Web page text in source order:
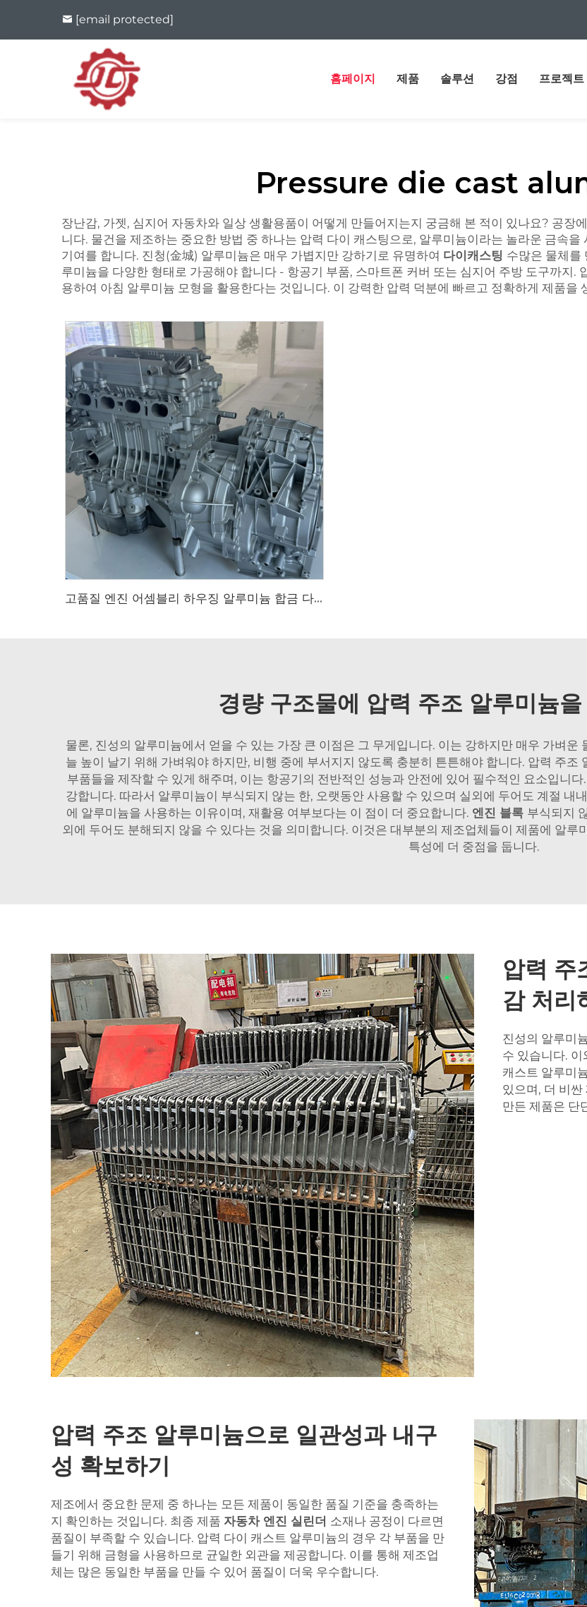
[email protected]
홈페이지 제품 솔루션 강점 프로젝트
Pressure die cast
장난감, 가젯, 심지어 자동차와 일상 생활용품이 어떻게 만들어지는지 궁금해 본 적이 있나요? 공장
니다. 물건을 제조하는 중요한 방법 중 하나는 압력 다이 캐스팅으로, 알루미늄이라는 놀라운 금속
기여를 합니다. 진청(金城) 알루미늄은 매우 가볍지만 강하기로 유명하여 다이캐스팅 수많은 물체를
루미늄을 다양한 형태로 가공해야 합니다 - 항공기 부품, 스마트폰 커버 또는 심지어 주방 도구까지.
용하여 아침 알루미늄 모형을 활용한다는 것입니다. 이 강력한 압력 덕분에 빠르고 정확하게 제품을
고품질 엔진 어셈블리 하우징 알루미늄 합금 다이 캐스팅 OEM 품질 대형 공급업체 조달에 적합
경량 구조물에 압력 주조 알루미늄
물론, 진성의 알루미늄에서 얻을 수 있는 가장 큰 이점은 그 무게입니다. 이는 강하지만 매우 가벼
늘 높이 날기 위해 가벼워야 하지만, 비행 중에 부서지지 않도록 충분히 튼튼해야 합니다. 압력 주
부품들을 제작할 수 있게 해주며, 이는 항공기의 전반적인 성능과 안전에 있어 필수적인 요소입니
강합니다. 따라서 알루미늄이 부식되지 않는 한, 오랫동안 사용할 수 있으며 실외에 두어도 계절 내
에 알루미늄을 사용하는 이유이며, 재활용 여부보다는 이 점이 더 중요합니다. 엔진 블록 부식되지
외에 두어도 분해되지 않을 수 있다는 것을 의미합니다. 이것은 대부분의 제조업체들이 제품에 알
특성에 더 중점을 둡니다.
압력 주
감 처리
진성의 알루미
수 있습니다.
캐스트 알루미
있으며, 더 비
만든 제품은 단
압력 주조 알루미늄으로 일관성과 내구
성 확보하기
제조에서 중요한 문제 중 하나는 모든 제품이 동일한 품질 기준을 충족하는
지 확인하는 것입니다. 최종 제품 자동차 엔진 실린더 소재나 공정이 다르면
품질이 부족할 수 있습니다. 압력 다이 캐스트 알루미늄의 경우 각 부품을 만
들기 위해 금형을 사용하므로 균일한 외관을 제공합니다. 이를 통해 제조업
체는 많은 동일한 부품을 만들 수 있어 품질이 더욱 우수합니다.